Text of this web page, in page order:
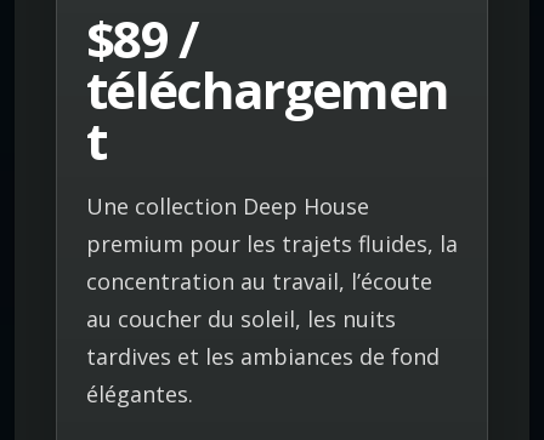
$89 /
téléchargemen
t
Une collection Deep House
premium pour les trajets fluides, la
concentration au travail, l’écoute
au coucher du soleil, les nuits
tardives et les ambiances de fond
élégantes.